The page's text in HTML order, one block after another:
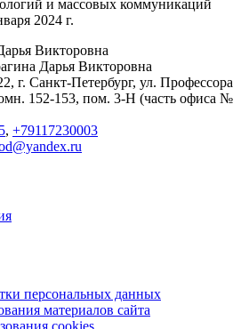
и массовых коммуникаций
2024 г.
Викторовна
Дарья Викторовна
г. Санкт-Петербург, ул. Профессора
152-153, пом. 3-Н (часть офиса №
, +79117230003
персональных данных
материалов сайта
cookies